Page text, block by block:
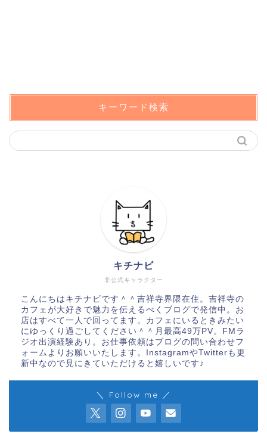
キーワード検索
非公式キャラクター
キチナビ
こんにちはキチナビです＾＾吉祥寺界隈在住。吉祥寺の
カフェが大好きで魅力を伝えるべくブログで発信中。お
店はすべて一人で回ってます。カフェにいるときみたい
にゆっくり過ごしてください＾＾月最高49万PV。FMラ
ジオ出演経験あり。お仕事依頼はブログの問い合わせフ
ォームよりお願いいたします。InstagramやTwitterも更
新中なので見にきていただけると嬉しいです♪
＼ Follow me ／